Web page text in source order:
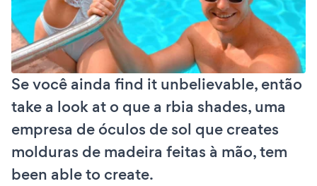
Se você ainda find it unbelievable, então
take a look at o que a rbia shades, uma
empresa de óculos de sol que creates
molduras de madeira feitas à mão, tem
been able to create.